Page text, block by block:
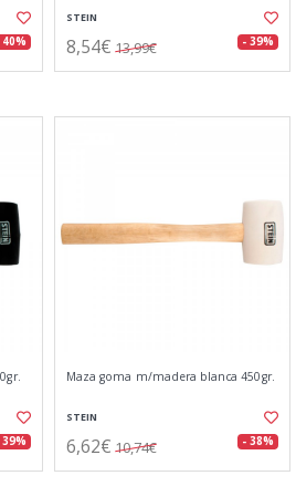
40%
STEIN
8,54€ 13,99€ - 39%
39%
Maza goma m/madera blanca 450gr.
STEIN
6,62€ 10,74€ - 38%